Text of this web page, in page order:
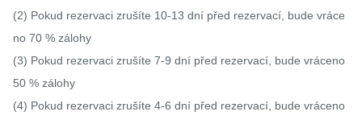
(2) Pokud rezervaci zrušíte 10-13 dní před rezervací, bude vráce
no 70 % zálohy
(3) Pokud rezervaci zrušíte 7-9 dní před rezervací, bude vráceno
50 % zálohy
(4) Pokud rezervaci zrušíte 4-6 dní před rezervací, bude vráceno